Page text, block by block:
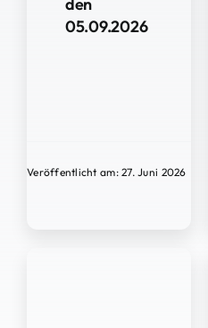
05.09.2026
Veröffentlicht am: 27. Juni 2026